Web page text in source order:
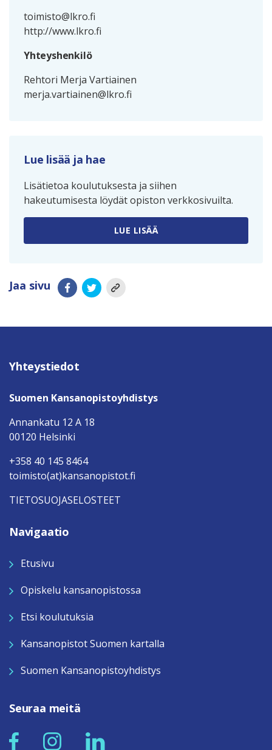
toimisto@lkro.fi
http://www.lkro.fi
Yhteyshenkilö
Rehtori Merja Vartiainen
merja.vartiainen@lkro.fi
Lue lisää ja hae
Lisätietoa koulutuksesta ja siihen
hakeutumisesta löydät opiston verkkosivuilta.
LUE LISÄÄ
Jaa sivu
Yhteystiedot
Suomen Kansanopistoyhdistys
Annankatu 12 A 18
00120 Helsinki
+358 40 145 8464
toimisto(at)kansanopistot.fi
TIETOSUOJASELOSTEET
Navigaatio
Etusivu
Opiskelu kansanopistossa
Etsi koulutuksia
Kansanopistot Suomen kartalla
Suomen Kansanopistoyhdistys
Seuraa meitä